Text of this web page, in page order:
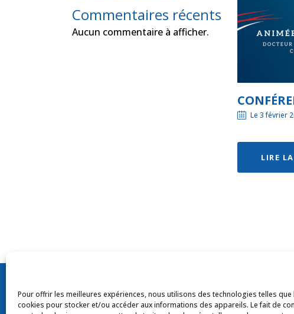
Pour offrir les meilleures expériences, nous utilisons des technologies telles que
cookies pour stocker et/ou accéder aux informations des appareils. Le fait de
Commentaires récents
Aucun commentaire à afficher.
Le 3 février
LIRE
© Tous